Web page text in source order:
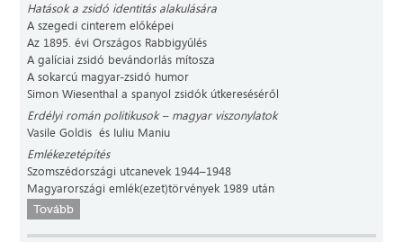
Hatások a zsidó identitás alakulására
A szegedi cinterem előképei
Az 1895. évi Országos Rabbigyűlés
A galíciai zsidó bevándorlás mítosza
A sokarcú magyar-zsidó humor
Simon Wiesenthal a spanyol zsidók útkereséséről
Erdélyi román politikusok – magyar viszonylatok
Vasile Goldis és Iuliu Maniu
Emlékezetépítés
Szomszédországi utcanevek 1944–1948
Magyarországi emlék(ezet)törvények 1989 után
Tovább